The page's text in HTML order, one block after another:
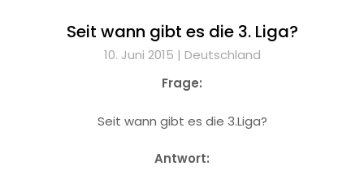
Seit wann gibt es die 3. Liga?
10. Juni 2015 | Deutschland
Frage:
Seit wann gibt es die 3.Liga?
Antwort: